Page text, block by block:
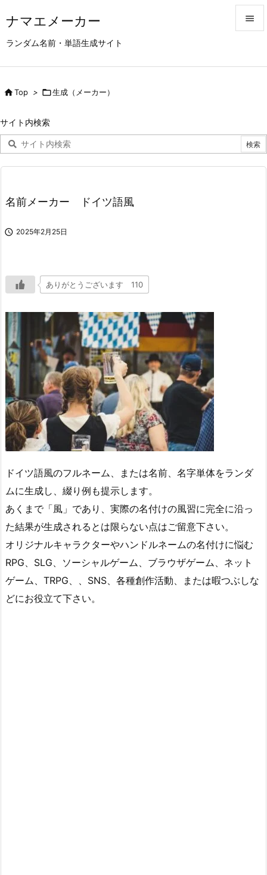
ナマエメーカー
ランダム名前・単語生成サイト


次へ

Top > 生成（メーカー）
サイト内検索
名前メーカー ドイツ語風
 2025年2月25日
ありがとうございます 110
ドイツ語風のフルネーム、または名前、名字単体をランダ
ムに生成し、綴り例も提示します。
あくまで「風」であり、実際の名付けの風習に完全に沿っ
た結果が生成されるとは限らない点はご留意下さい。
オリジナルキャラクターやハンドルネームの名付けに悩む
RPG、SLG、ソーシャルゲーム、ブラウザゲーム、ネット
ゲーム、TRPG、、SNS、各種創作活動、または暇つぶしな
どにお役立て下さい。